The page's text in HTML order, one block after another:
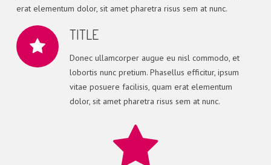
erat elementum dolor, sit amet pharetra risus sem at nunc.
TITLE
Donec ullamcorper augue eu nisl commodo, et
lobortis nunc pretium. Phasellus efficitur, ipsum
vitae posuere facilisis, quam erat elementum
dolor, sit amet pharetra risus sem at nunc.